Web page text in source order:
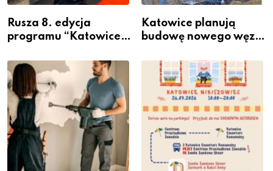
Rusza 8. edycja
programu “Katowice
– nabór dla
przedsiębiorców
Katowice planują
budowę nowego węzła
Podlesiu